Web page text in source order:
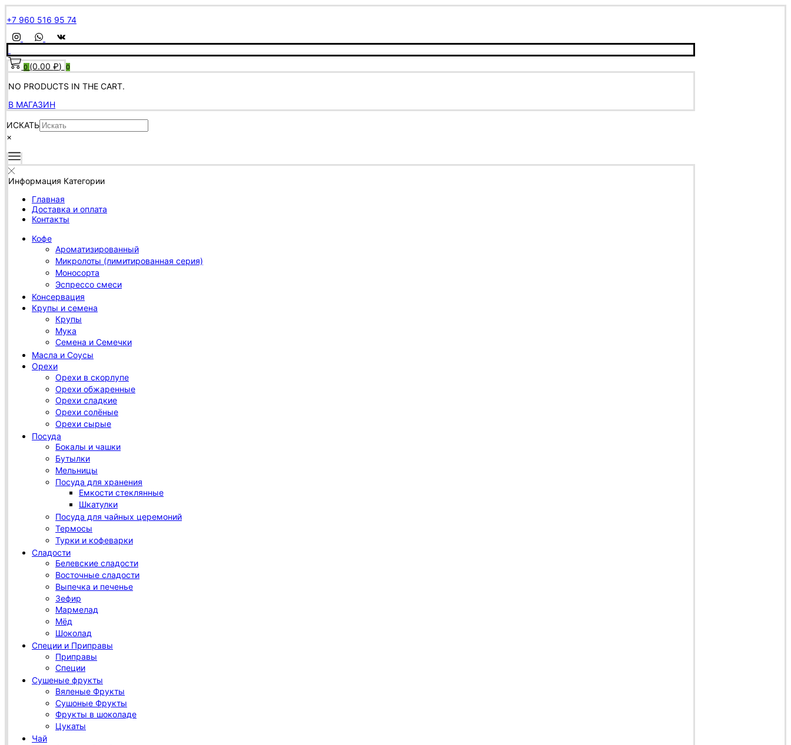
+7 960 516 95 74
0 (0.00₽) 0
NO PRODUCTS IN THE CART.
В МАГАЗИН
ИСКАТЬ
×
Информация Категории
Главная
Доставка и оплата
Контакты
Кофе
Ароматизированный
Микролоты (лимитированная серия)
Моносорта
Эспрессо смеси
Консервация
Крупы и семена
Крупы
Мука
Семена и Семечки
Масла и Соусы
Орехи
Орехи в скорлупе
Орехи обжаренные
Орехи сладкие
Орехи солёные
Орехи сырые
Посуда
Бокалы и чашки
Бутылки
Мельницы
Посуда для хранения
Емкости стеклянные
Шкатулки
Посуда для чайных церемоний
Термосы
Турки и кофеварки
Сладости
Белевские сладости
Восточные сладости
Выпечка и печенье
Зефир
Мармелад
Мёд
Шоколад
Специи и Приправы
Приправы
Специи
Сушеные фрукты
Вяленые Фрукты
Сушоные Фрукты
Фрукты в шоколаде
Цукаты
Чай